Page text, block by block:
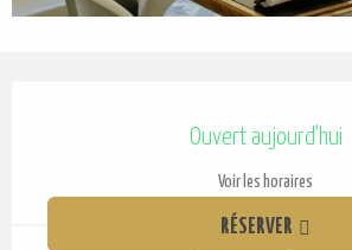
Ouvert aujourd'hui
Voir les horaires
RÉSERVER